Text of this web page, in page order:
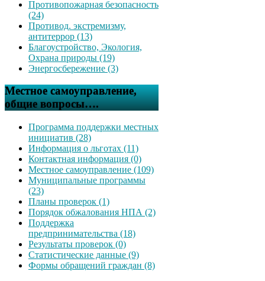
Противопожарная безопасность
(24)
Противод. экстремизму,
антитеррор (13)
Благоустройство, Экология,
Охрана природы (19)
Энергосбережение (3)
Местное самоуправление,
общие вопросы….
Программа поддержки местных
инициатив (28)
Информация о льготах (11)
Контактная информация (0)
Местное самоуправление (109)
Муниципальные программы
(23)
Планы проверок (1)
Порядок обжалования НПА (2)
Поддержка
предпринимательства (18)
Результаты проверок (0)
Статистические данные (9)
Формы обращений граждан (8)